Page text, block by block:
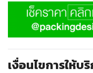
เงื่อนไขการให้บ